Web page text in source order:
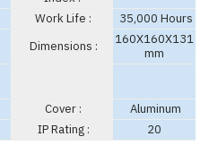
Work Life :
35,000 Hours
Dimensions :
160X160X131
mm
Cover :
Aluminum
IP Rating : 20